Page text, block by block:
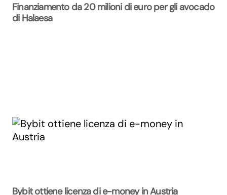
Finanziamento da 20 milioni di euro per gli avocado
di Halaesa
Bybit ottiene licenza di e-money in Austria